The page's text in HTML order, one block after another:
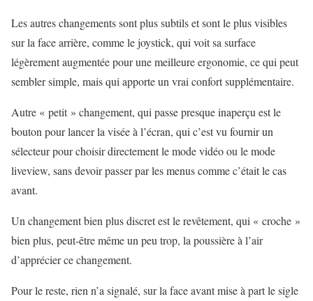
Les autres changements sont plus subtils et sont le plus visibles
sur la face arrière, comme le joystick, qui voit sa surface
légèrement augmentée pour une meilleure ergonomie, ce qui peut
sembler simple, mais qui apporte un vrai confort supplémentaire.
Autre « petit » changement, qui passe presque inaperçu est le
bouton pour lancer la visée à l’écran, qui c’est vu fournir un
sélecteur pour choisir directement le mode vidéo ou le mode
liveview, sans devoir passer par les menus comme c’était le cas
avant.
Un changement bien plus discret est le revêtement, qui « croche »
bien plus, peut-être même un peu trop, la poussière à l’air
d’apprécier ce changement.
Pour le reste, rien n’a signalé, sur la face avant mise à part le sigle